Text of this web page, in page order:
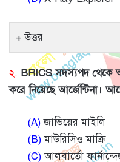
উত্তর
২. BRICS সদস্যপদ থেকে
করে নিয়েছে আর্জেন্টিনা।
(A)জাভিয়ের মাইলি
(B)মাউরিসিও মাক্রি
(C)আলবার্তো